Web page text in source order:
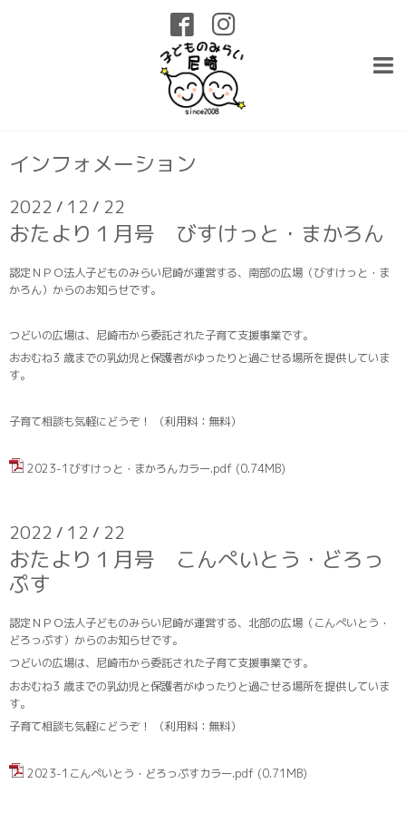
インフォメーション
2022 / 12 / 22
おたより１月号 びすけっと・まかろん
認定ＮＰＯ法人子どものみらい尼崎が運営する、南部の広場（びすけっと・ま
かろん）からのお知らせです。
つどいの広場は、尼崎市から委託された子育て支援事業です。
おおむね3 歳までの乳幼児と保護者がゆったりと過ごせる場所を提供していま
す。
子育て相談も気軽にどうぞ！ （利用料：無料）
2023-1びすけっと・まかろんカラー.pdf (0.74MB)
2022 / 12 / 22
おたより１月号 こんぺいとう・どろっ
ぷす
認定ＮＰＯ法人子どものみらい尼崎が運営する、北部の広場（こんぺいとう・
どろっぷす）からのお知らせです。
つどいの広場は、尼崎市から委託された子育て支援事業です。
おおむね3 歳までの乳幼児と保護者がゆったりと過ごせる場所を提供していま
す。
子育て相談も気軽にどうぞ！ （利用料：無料）
2023-1こんぺいとう・どろっぷすカラー.pdf (0.71MB)